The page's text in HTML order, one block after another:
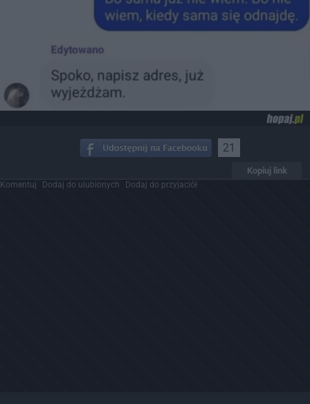
21
Kopiuj link
Komentuj Dodaj do ulubionych Dodaj do przyjaciół